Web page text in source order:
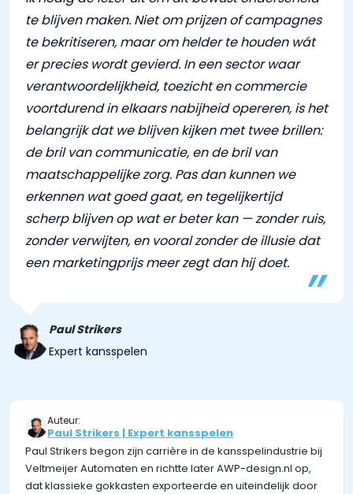
te blijven maken. Niet om prijzen of campagnes
te bekritiseren, maar om helder te houden wát
er precies wordt gevierd. In een sector waar
verantwoordelijkheid, toezicht en commercie
voortdurend in elkaars nabijheid opereren, is het
belangrijk dat we blijven kijken met twee brillen:
de bril van communicatie, en de bril van
maatschappelijke zorg. Pas dan kunnen we
erkennen wat goed gaat, en tegelijkertijd
scherp blijven op wat er beter kan — zonder ruis,
zonder verwijten, en vooral zonder de illusie dat
een marketingprijs meer zegt dan hij doet.
Paul Strikers
Expert kansspelen
Auteur:
Paul Strikers | Expert kansspelen
Paul Strikers begon zijn carrière in de kansspelindustrie bij
Veltmeijer Automaten en richtte later AWP-design.nl op,
dat klassieke gokkasten exporteerde en uiteindelijk door